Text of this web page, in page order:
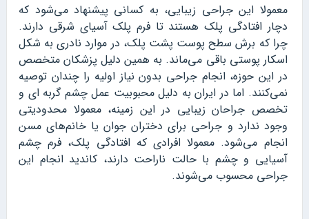
معمولا این جراحی زیبایی، به کسانی پیشنهاد می‌شود که
دچار افتادگی پلک هستند تا فرم پلک آسیای شرقی دارند.
چرا که برش سطح پوست پشت پلک، در موارد نادری به شکل
اسکار پوستی باقی می‌ماند. به همین دلیل پزشکان متخصص
در این حوزه، انجام جراحی بدون نیاز اولیه را چندان توصیه
نمی‌کنند. اما در ایران به دلیل محبوبیت عمل چشم گربه ای و
تخصص جراحان زیبایی در این زمینه، معمولا محدودیتی
وجود ندارد و جراحی برای دختران جوان یا خانم‌های مسن
انجام می‌شود. معمولا افرادی که افتادگی پلک، فرم چشم
آسیایی و چشم با حالت ناراحت دارند، کاندید انجام این
جراحی محسوب می‌شوند.